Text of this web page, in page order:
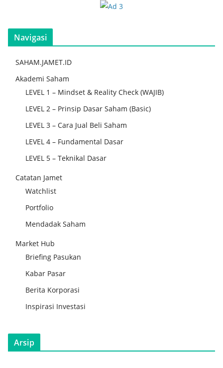
Navigasi
SAHAM.JAMET.ID
Akademi Saham
LEVEL 1 – Mindset & Reality Check (WAJIB)
LEVEL 2 – Prinsip Dasar Saham (Basic)
LEVEL 3 – Cara Jual Beli Saham
LEVEL 4 – Fundamental Dasar
LEVEL 5 – Teknikal Dasar
Catatan Jamet
Watchlist
Portfolio
Mendadak Saham
Market Hub
Briefing Pasukan
Kabar Pasar
Berita Korporasi
Inspirasi Investasi
Arsip